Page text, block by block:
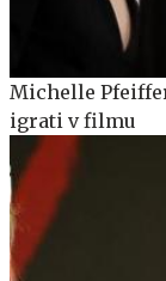
Michelle
igrati v filmu